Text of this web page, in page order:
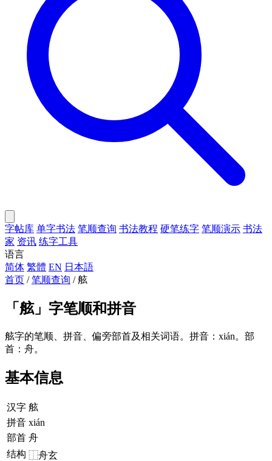
字帖库 单字书法 笔顺查询 书法教程 硬笔练字 笔顺演示 书法
家 资讯 练字工具
语言
简体 繁體 EN 日本語
首页 / 笔顺查询 / 舷
「 舷」字笔顺和拼音
舷字的笔顺、拼音、偏旁部首及相关词语。拼音：xián。部
首：舟。
基本信息
汉字 舷
拼音 xián
部首 舟
结构 ⿰舟玄